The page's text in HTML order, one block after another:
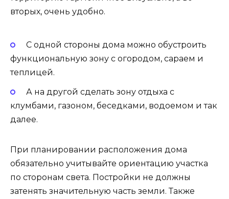
вторых, очень удобно.
С одной стороны дома можно обустроить
функциональную зону с огородом, сараем и
теплицей.
А на другой сделать зону отдыха с
клумбами, газоном, беседками, водоемом и так
далее.
При планировании расположения дома
обязательно учитывайте ориентацию участка
по сторонам света. Постройки не должны
затенять значительную часть земли. Также